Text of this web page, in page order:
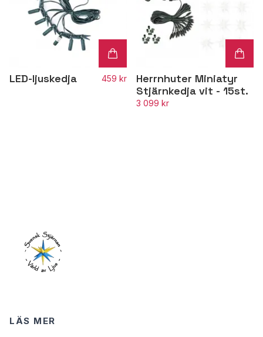
LED-ljuskedja 459 kr
Herrnhuter Miniatyr
Stjärnkedja vit - 15st.
3 099 kr
LÄS MER